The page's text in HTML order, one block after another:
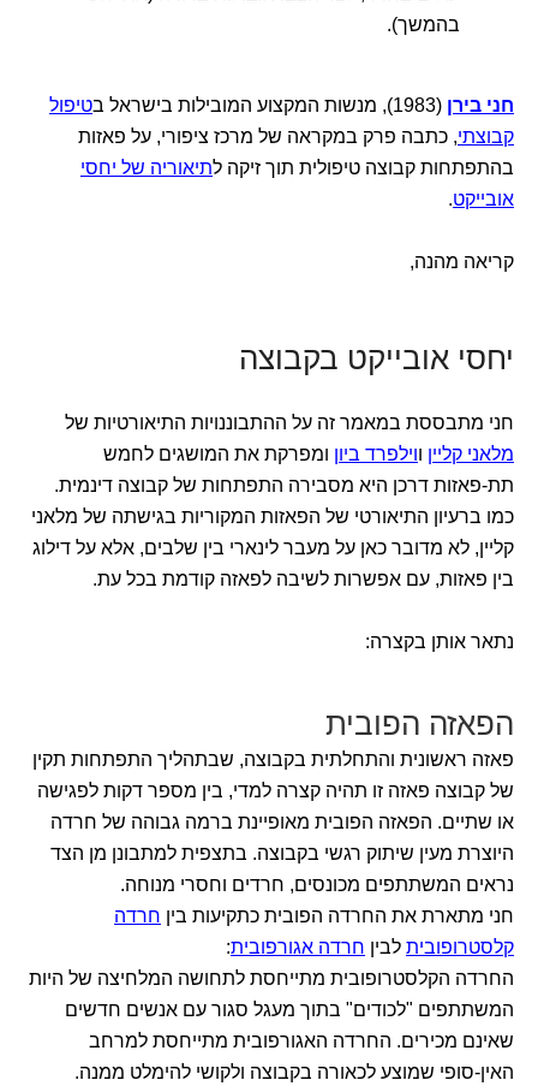
בהמשך).
חני בירן (1983), מנשות המקצוע המובילות בישראל ב
טיפול
קבוצתי, כתבה פרק במקראה של מרכז ציפורי, על פאזות
בהתפתחות קבוצה טיפולית תוך זיקה לתיאוריה של יחסי
אובייקט.
קריאה מהנה,
יחסי אובייקט בקבוצה
חני מתבססת במאמר זה על ההתבוננויות התיאורטיות של
מלאני קליין ווילפרד ביון ומפרקת את המושגים לחמש
תת-פאזות דרכן היא מסבירה התפתחות של קבוצה דינמית.
כמו ברעיון התיאורטי של הפאזות המקוריות בגישתה של מלאני
קליין, לא מדובר כאן על מעבר לינארי בין שלבים, אלא על דילוג
בין פאזות, עם אפשרות לשיבה לפאזה קודמת בכל עת.
נתאר אותן בקצרה:
הפאזה הפובית
פאזה ראשונית והתחלתית בקבוצה, שבתהליך התפתחות תקין
של קבוצה פאזה זו תהיה קצרה למדי, בין מספר דקות לפגישה
או שתיים. הפאזה הפובית מאופיינת ברמה גבוהה של חרדה
היוצרת מעין שיתוק רגשי בקבוצה. בתצפית למתבונן מן הצד
נראים המשתתפים מכונסים, חרדים וחסרי מנוחה.
חני מתארת את החרדה הפובית כתקיעות בין חרדה
קלסטרופובית לבין חרדה אגורפובית:
החרדה הקלסטרופובית מתייחסת לתחושה המלחיצה של היות
המשתתפים "לכודים" בתוך מעגל סגור עם אנשים חדשים
שאינם מכירים. החרדה האגורפובית מתייחסת למרחב
האין-סופי שמוצע לכאורה בקבוצה ולקושי להימלט ממנה.